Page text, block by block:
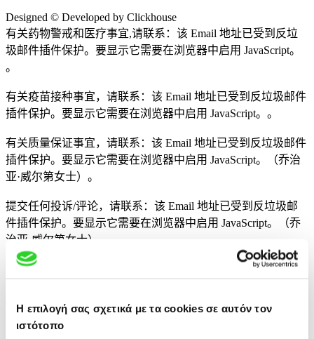
Η επιλογή σας σχετικά με τα cookies σε αυτόν τον
ιστότοπο
Designed © Developed by Clickhouse
有关药物警戒和医疗事宜,请联系： 该 Email 地址已受到反垃
圾邮件插件保护。要显示它需要在浏览器中启用 JavaScript。
。
有关疫苗接种事宜，请联系： 该 Email 地址已受到反垃圾邮件
插件保护。要显示它需要在浏览器中启用 JavaScript。 。
有关质量保证事宜，请联系： 该 Email 地址已受到反垃圾邮件
插件保护。要显示它需要在浏览器中启用 JavaScript。
（乔治
亚·威尔第女士）。
提交任何投诉/评论，请联系： 该 Email 地址已受到反垃圾邮
件插件保护。要显示它需要在浏览器中启用 JavaScript。
（乔
治亚·威尔第女士）。
与出口相关的事项，请联系我们：
该 Email 地址已受到反垃圾
(Mr Andreas Milionis)。
有关任何合作建议，请联系业务发展部：